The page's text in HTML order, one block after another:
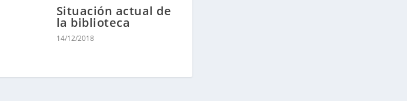
Situación actual de
la biblioteca
14/12/2018